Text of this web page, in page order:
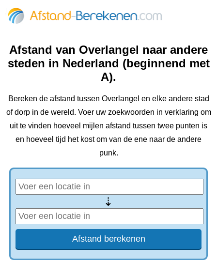
Afstand van Overlangel naar andere
steden in Nederland (beginnend met
A).
Bereken de afstand tussen Overlangel en elke andere stad
of dorp in de wereld. Voer uw zoekwoorden in verklaring om
uit te vinden hoeveel mijlen afstand tussen twee punten is
en hoeveel tijd het kost om van de ene naar de andere
punk.
⇢